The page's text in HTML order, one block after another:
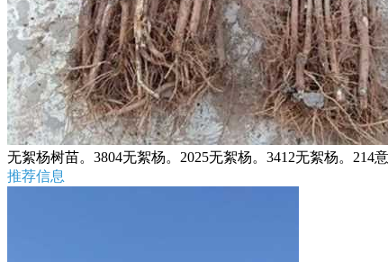
无絮杨树苗。3804无絮杨。2025无絮杨。3412无絮杨。214
推荐信息